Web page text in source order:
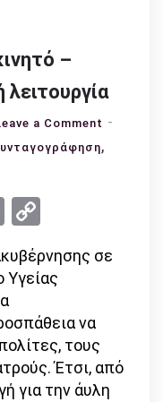
–
λειτουργία
a Comment on
η
,
Email
σε
Υγείας
να
τους
Έτσι, από
για την άυλη